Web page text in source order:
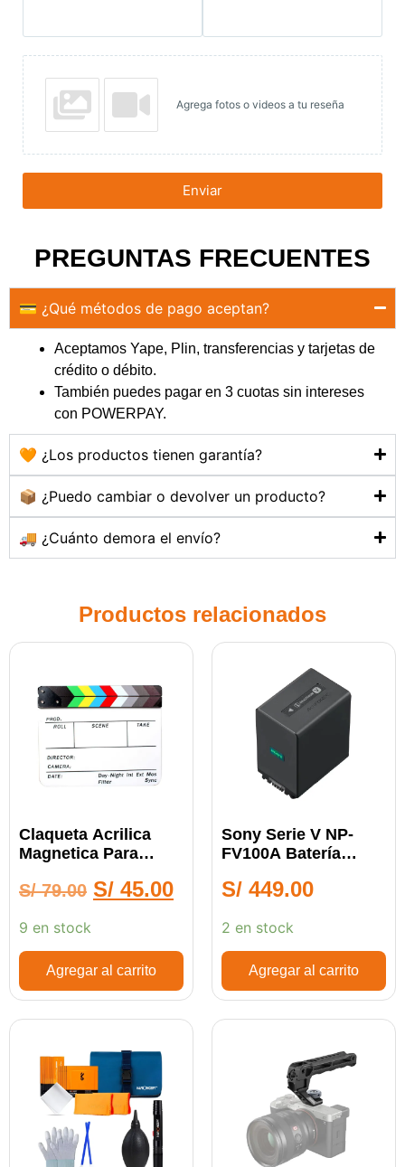
Agrega fotos o videos a tu reseña
Enviar
PREGUNTAS FRECUENTES
💳 ¿Qué métodos de pago aceptan?
Aceptamos Yape, Plin, transferencias y tarjetas de
crédito o débito.
También puedes pagar en 3 cuotas sin intereses
con POWERPAY.
🧡 ¿Los productos tienen garantía?
📦 ¿Puedo cambiar o devolver un producto?
🚚 ¿Cuánto demora el envío?
Productos relacionados
Claqueta Acrilica
Magnetica Para
S/79.00 S/ 45.00
9 en stock
Agregar al carrito
Sony Serie V NP-
FV100A Batería
S/ 449.00
2 en stock
Agregar al carrito